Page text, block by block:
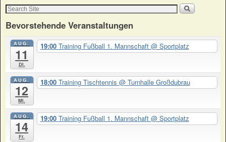
Bevorstehende Veranstaltungen
AUG.
11
Di.
19:00 Training Fußball 1. Mannschaft @ Sportplatz
AUG.
12
Mi.
18:00 Training Tischtennis @ Turnhalle Großdubrau
AUG.
14
Fr.
19:00 Training Fußball 1. Mannschaft @ Sportplatz